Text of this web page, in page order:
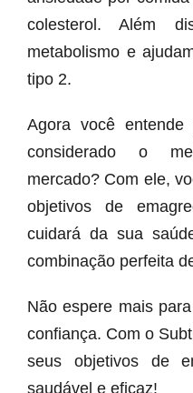
colesterol. Além
metabolismo e
tipo 2.
Agora você
considerado o
mercado? Com ele,
objetivos de
cuidará da sua
combinação perfeita
Não espere mais
confiança. Com o
seus objetivos de
saudável e eficaz!